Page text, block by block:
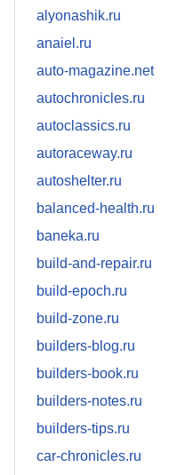
alyonashik.ru
anaiel.ru
auto-magazine.net
autochronicles.ru
autoclassics.ru
autoraceway.ru
autoshelter.ru
balanced-health.ru
baneka.ru
build-and-repair.ru
build-epoch.ru
build-zone.ru
builders-blog.ru
builders-book.ru
builders-notes.ru
builders-tips.ru
car-chronicles.ru